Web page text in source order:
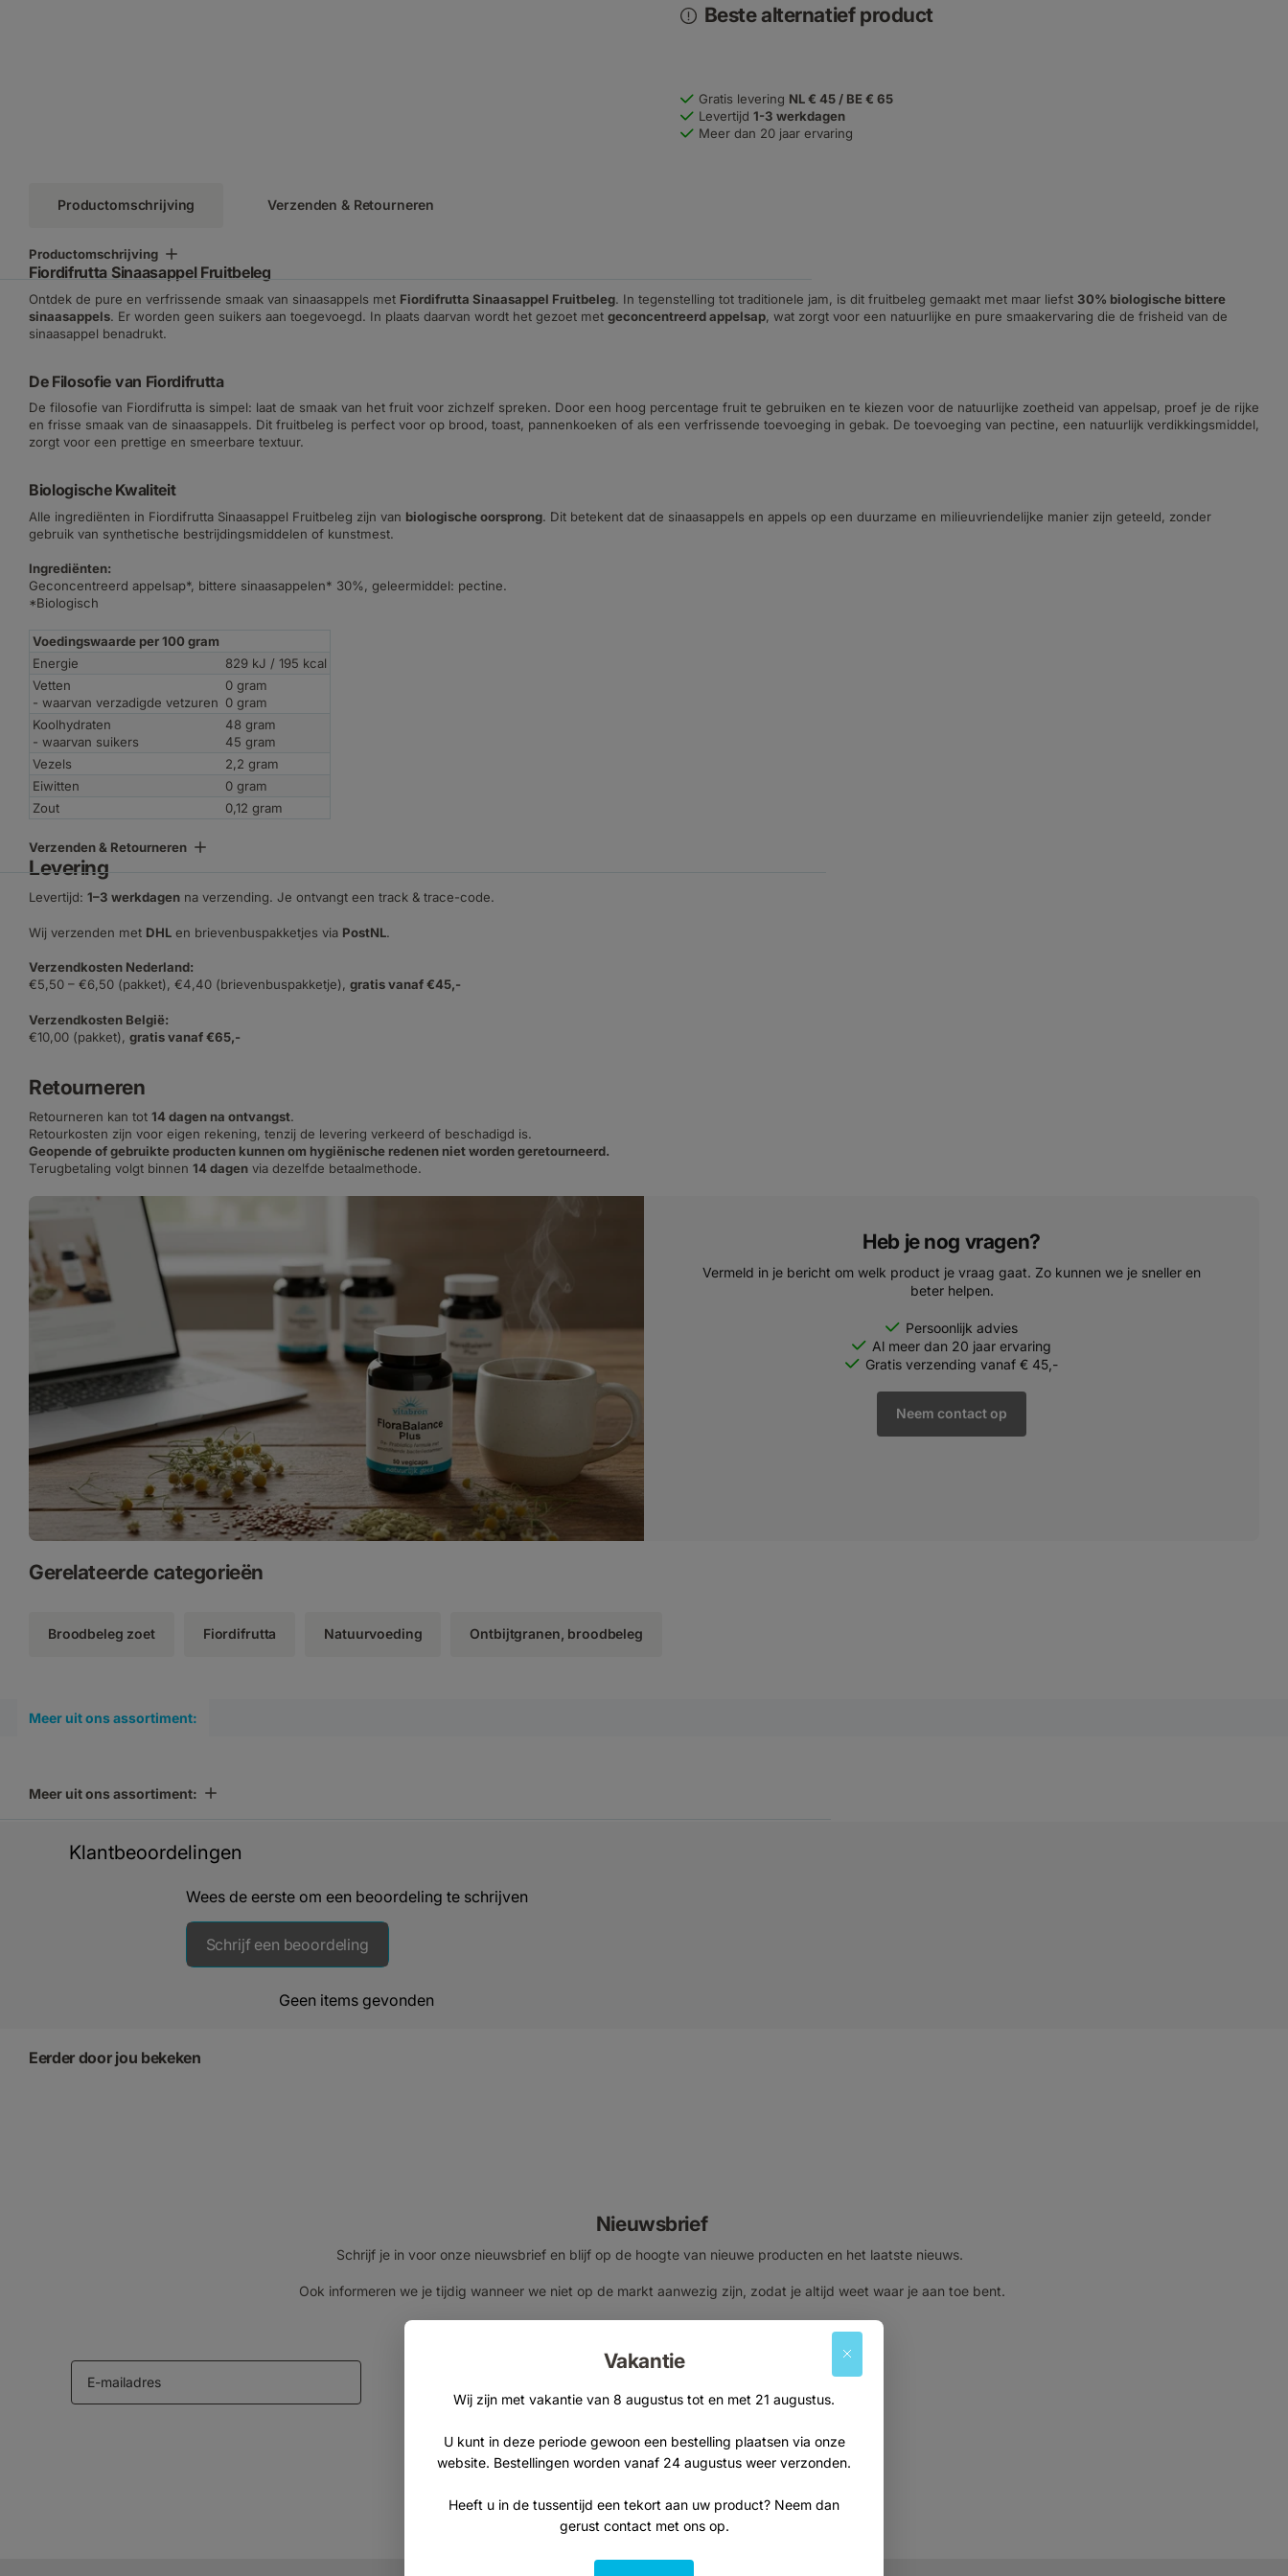
Vakantie
Wij zijn met vakantie van 8 augustus tot en met 21 augustus.
U kunt in deze periode gewoon een bestelling plaatsen via onze
website. Bestellingen worden vanaf 24 augustus weer verzonden.
Heeft u in de tussentijd een tekort aan uw product? Neem dan
gerust contact met ons op.
Beste alternatief product
Gratis levering NL € 45 / BE € 65
Levertijd1-3 werkdagen
Meer dan 20 jaar ervaring
Productomschrijving Verzenden & Retourneren
Productomschrijving
Fiordifrutta Sinaasappel Fruitbeleg
Ontdek de pure en verfrissende smaak van sinaasappels met Fiordifrutta Sinaasappel Fruitbeleg. In tegenstelling tot traditionele jam, is dit fruitbeleg gemaakt met maar liefst 30% biologische bittere
sinaasappels. Er worden geen suikers aan toegevoegd. In plaats daarvan wordt het gezoet met geconcentreerd appelsap, wat zorgt voor een natuurlijke en pure smaakervaring die de frisheid van de
sinaasappel benadrukt.
De Filosofie van Fiordifrutta
De filosofie van Fiordifrutta is simpel: laat de smaak van het fruit voor zichzelf spreken. Door een hoog percentage fruit te gebruiken en te kiezen voor de natuurlijke zoetheid van appelsap, proef je de rijke
en frisse smaak van de sinaasappels. Dit fruitbeleg is perfect voor op brood, toast, pannenkoeken of als een verfrissende toevoeging in gebak. De toevoeging van pectine, een natuurlijk verdikkingsmiddel,
zorgt voor een prettige en smeerbare textuur.
Biologische Kwaliteit
Alle ingrediënten in Fiordifrutta Sinaasappel Fruitbeleg zijn van biologische oorsprong. Dit betekent dat de sinaasappels en appels op een duurzame en milieuvriendelijke manier zijn geteeld, zonder
gebruik van synthetische bestrijdingsmiddelen of kunstmest.
Ingrediënten:
Geconcentreerd appelsap*, bittere sinaasappelen* 30%, geleermiddel: pectine.
*Biologisch
Voedingswaarde per 100 gram
Energie
829 kJ / 195 kcal
Vetten
- waarvan verzadigde vetzuren
0 gram
0 gram
Koolhydraten
- waarvan suikers
48 gram
45 gram
Vezels
2,2 gram
Eiwitten
0 gram
Zout
0,12 gram
Verzenden & Retourneren
Levering
Levertijd: 1–3 werkdagen na verzending. Je ontvangt een track & trace-code.
Wij verzenden met DHL en brievenbuspakketjes via PostNL.
Verzendkosten Nederland:
€5,50 – €6,50 (pakket), €4,40 (brievenbuspakketje), gratis vanaf €45,-
Verzendkosten België:
€10,00 (pakket), gratis vanaf €65,-
Retourneren
Retourneren kan tot 14 dagen na ontvangst.
Retourkosten zijn voor eigen rekening, tenzij de levering verkeerd of beschadigd is.
Geopende of gebruikte producten kunnen om hygiënische redenen niet worden geretourneerd.
Terugbetaling volgt binnen 14 dagen via dezelfde betaalmethode.
Heb je nog vragen?
Vermeld in je bericht om welk product je vraag gaat. Zo kunnen we je sneller en
beter helpen.
Persoonlijk advies
Al meer dan 20 jaar ervaring
Gratis verzending vanaf € 45,-
Neem contact op
Gerelateerde categorieën
Broodbeleg zoet Fiordifrutta Natuurvoeding Ontbijtgranen, broodbeleg
Meer uit ons assortiment:
Meer uit ons assortiment:
Klantbeoordelingen
Wees de eerste om een beoordeling te schrijven
Schrijf een beoordeling
Geen items gevonden
Eerder door jou bekeken
Nieuwsbrief
Schrijf je in voor onze nieuwsbrief en blijf op de hoogte van nieuwe producten en het laatste nieuws.
Ook informeren we je tijdig wanneer we niet op de markt aanwezig zijn, zodat je altijd weet waar je aan toe bent.
Aanmelden